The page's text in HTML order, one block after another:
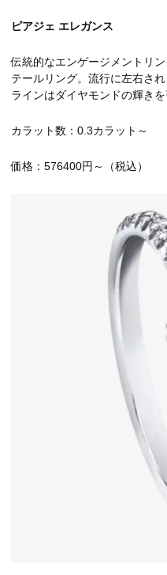
ピアジェ エレガンス
伝統的なエンゲージメントリ
テールリング。流行に左右さ
ラインはダイヤモンドの輝きを
カラット数：0.3カラット～
価格：576400円～（税込）